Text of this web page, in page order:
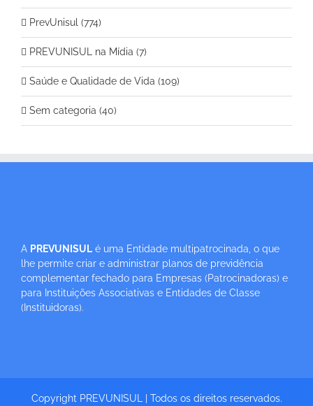
PrevUnisul (774)
PREVUNISUL na Mídia (7)
Saúde e Qualidade de Vida (109)
Sem categoria (40)
A PREVUNISUL é uma Entidade multipatrocinada, o que
lhe permite criar e administrar planos de previdência
complementar fechado para Empresas (Patrocinadoras) e
para Instituições Associativas e Entidades de Classe
(Instituidoras).
Copyright PREVUNISUL | Todos os direitos reservados.